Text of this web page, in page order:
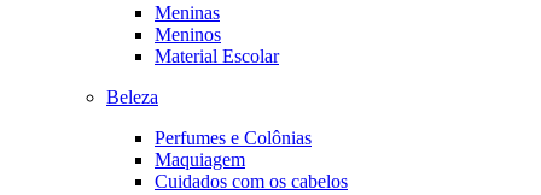
Meninas
Meninos
Material Escolar
Beleza
Perfumes e Colônias
Maquiagem
Cuidados com os cabelos